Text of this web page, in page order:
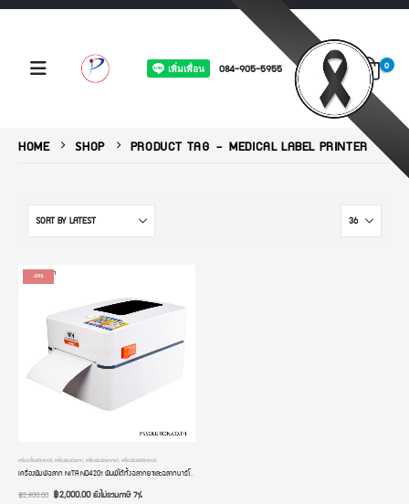
084-905-5955 0
HOME SHOP PRODUCT TAG -MEDICAL LABEL PRINTER
-29%
เครื่องปริ้นสติกเกอร์ เครื่องพิมพ์ฉลาก เครื่องพิมพ์ฉลากยา เครื่องพิมพ์สติกเกอร์
เครื่องพิมพ์ฉลาก NITA ND4201 พิมพ์ได้ทั้งฉลากยาและฉลากบาร์โค้ด พิมพ์ใบปะหน้าส่งของ ระบบความร้อนไม่ต้องใช้หมึก การเชื่อมต่อ USB
฿2,800.00 ฿2,000.00ยังไม่รวมภาษี 7%